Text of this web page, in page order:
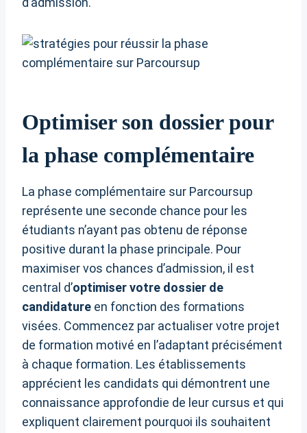
Optimiser son dossier pour
la phase complémentaire
La phase complémentaire sur Parcoursup
représente une seconde chance pour les
étudiants n’ayant pas obtenu de réponse
positive durant la phase principale. Pour
maximiser vos chances d’admission, il est
central d’optimiser votre dossier de
candidature en fonction des formations
visées. Commencez par actualiser votre projet
de formation motivé en l’adaptant précisément
à chaque formation. Les établissements
apprécient les candidats qui démontrent une
connaissance approfondie de leur cursus et qui
expliquent clairement pourquoi ils souhaitent